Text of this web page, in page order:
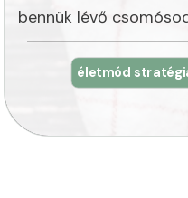
bennük lévő
életmód